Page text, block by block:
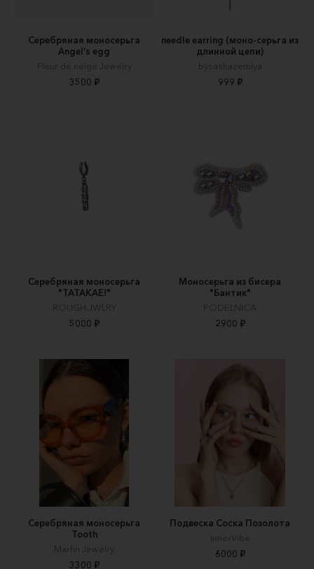
Серебряная моносерьга
Angel’s egg
Fleur de neige Jewelry
3500 ₽
needle earring (моно-серьга из
длинной цепи)
bysashazemlya
999 ₽
Серебряная моносерьга
"TATAKAE!"
ROUGH.JWLRY
5000 ₽
Моносерьга из бисера
"Бантик"
PODELNICA
2900 ₽
Серебряная моносерьга
Tooth
Marfin Jewelry
3300 ₽
Подвеска Соска Позолота
InnerVibe
6000 ₽